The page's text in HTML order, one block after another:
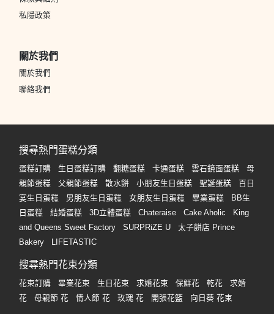
私隱政策
關於我們
關於我們
聯絡我們
搜尋熱門蛋糕分類
蛋糕訂購 生日蛋糕訂購 翻糖蛋糕 卡通蛋糕 雲石鏡面蛋糕
母
親節蛋糕
父親節蛋糕 散水餅 小朋友生日蛋糕 聖誕蛋糕
百日
宴生日蛋糕
男朋友生日蛋糕 女朋友生日蛋糕 畢業蛋糕
BB生
日蛋糕
結婚蛋糕 3D立體蛋糕 Chateraise Cake Aholic
King
and Queens Sweet Factory
SURPRiZE U
太子餅店 Prince
Bakery
LIFETASTIC
搜尋熱門花束分類
花束訂購 畢業花束 生日花束 求婚花束 保鮮花 乾花
求婚
花
母親節 花 情人節 花 玫瑰 花 開張花籃 向日葵 花束